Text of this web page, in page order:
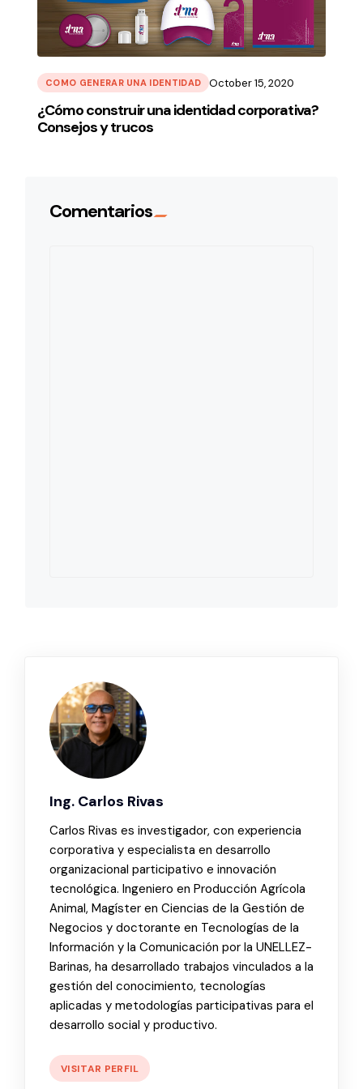
COMO GENERAR UNA IDENTIDAD October 15, 2020
¿Cómo construir una identidad corporativa?
Consejos y trucos
Comentarios
Ing. Carlos Rivas
Carlos Rivas es investigador, con experiencia
corporativa y especialista en desarrollo
organizacional participativo e innovación
tecnológica. Ingeniero en Producción Agrícola
Animal, Magíster en Ciencias de la Gestión de
Negocios y doctorante en Tecnologías de la
Información y la Comunicación por la UNELLEZ-
Barinas, ha desarrollado trabajos vinculados a la
gestión del conocimiento, tecnologías
aplicadas y metodologías participativas para el
desarrollo social y productivo.
VISITAR PERFIL